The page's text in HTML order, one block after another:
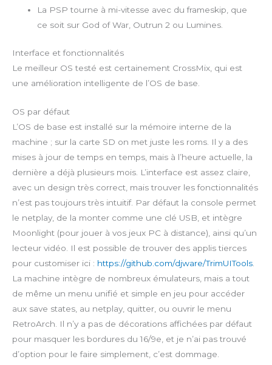
La PSP tourne à mi-vitesse avec du frameskip, que
ce soit sur God of War, Outrun 2 ou Lumines.
Interface et fonctionnalités
Le meilleur OS testé est certainement CrossMix, qui est
une amélioration intelligente de l’OS de base.
OS par défaut
L’OS de base est installé sur la mémoire interne de la
machine ; sur la carte SD on met juste les roms. Il y a des
mises à jour de temps en temps, mais à l’heure actuelle, la
dernière a déjà plusieurs mois. L’interface est assez claire,
avec un design très correct, mais trouver les fonctionnalités
n’est pas toujours très intuitif. Par défaut la console permet
le netplay, de la monter comme une clé USB, et intègre
Moonlight (pour jouer à vos jeux PC à distance), ainsi qu’un
lecteur vidéo. Il est possible de trouver des applis tierces
pour customiser ici : https://github.com/djware/TrimUITools
La machine intègre de nombreux émulateurs, mais a tout
de même un menu unifié et simple en jeu pour accéder
aux save states, au netplay, quitter, ou ouvrir le menu
RetroArch. Il n’y a pas de décorations affichées par défaut
pour masquer les bordures du 16/9e, et je n’ai pas trouvé
d’option pour le faire simplement, c’est dommage.